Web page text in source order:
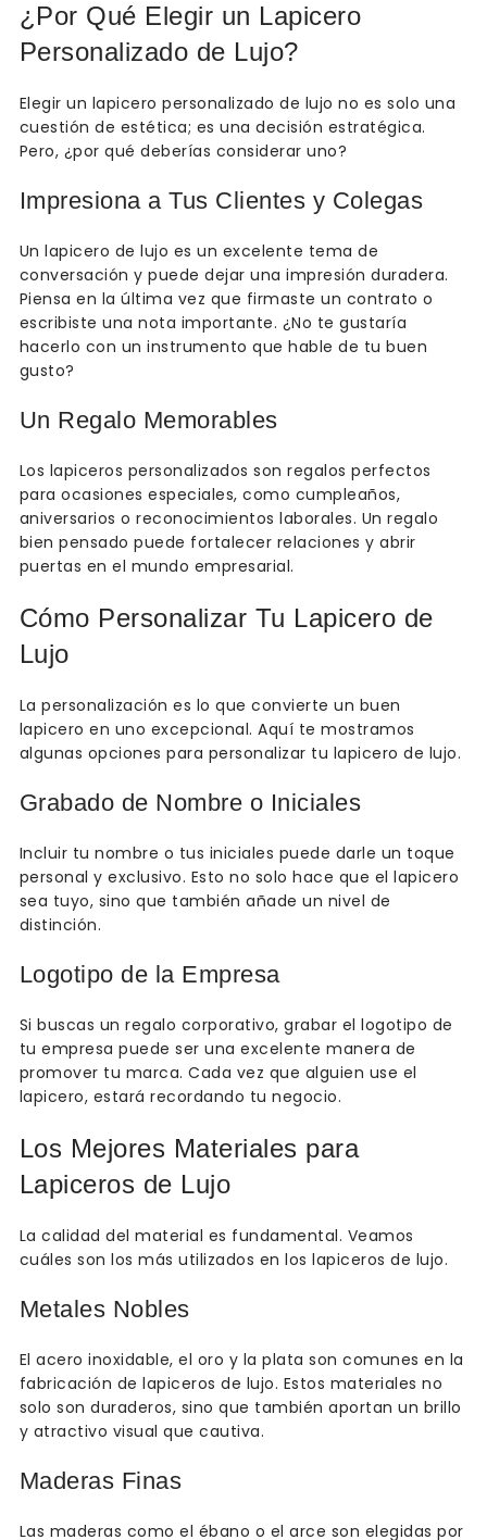
¿Por Qué Elegir un Lapicero
Personalizado de Lujo?
Elegir un lapicero personalizado de lujo no es solo una
cuestión de estética; es una decisión estratégica.
Pero, ¿por qué deberías considerar uno?
Impresiona a Tus Clientes y Colegas
Un lapicero de lujo es un excelente tema de
conversación y puede dejar una impresión duradera.
Piensa en la última vez que firmaste un contrato o
escribiste una nota importante. ¿No te gustaría
hacerlo con un instrumento que hable de tu buen
gusto?
Un Regalo Memorables
Los lapiceros personalizados son regalos perfectos
para ocasiones especiales, como cumpleaños,
aniversarios o reconocimientos laborales. Un regalo
bien pensado puede fortalecer relaciones y abrir
puertas en el mundo empresarial.
Cómo Personalizar Tu Lapicero de
Lujo
La personalización es lo que convierte un buen
lapicero en uno excepcional. Aquí te mostramos
algunas opciones para personalizar tu lapicero de lujo.
Grabado de Nombre o Iniciales
Incluir tu nombre o tus iniciales puede darle un toque
personal y exclusivo. Esto no solo hace que el lapicero
sea tuyo, sino que también añade un nivel de
distinción.
Logotipo de la Empresa
Si buscas un regalo corporativo, grabar el logotipo de
tu empresa puede ser una excelente manera de
promover tu marca. Cada vez que alguien use el
lapicero, estará recordando tu negocio.
Los Mejores Materiales para
Lapiceros de Lujo
La calidad del material es fundamental. Veamos
cuáles son los más utilizados en los lapiceros de lujo.
Metales Nobles
El acero inoxidable, el oro y la plata son comunes en la
fabricación de lapiceros de lujo. Estos materiales no
solo son duraderos, sino que también aportan un brillo
y atractivo visual que cautiva.
Maderas Finas
Las maderas como el ébano o el arce son elegidas por